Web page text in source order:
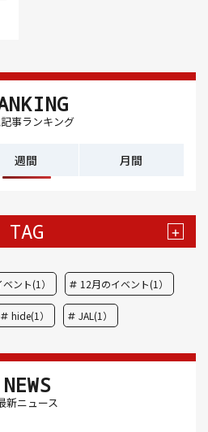
事ランキング
週間 月間
TAG +
ント(1） 12月のイベント(1）
hide(1） JAL(1）
イスクリーム店(1）
(1） アド街(3）
NEWS
新ニュース